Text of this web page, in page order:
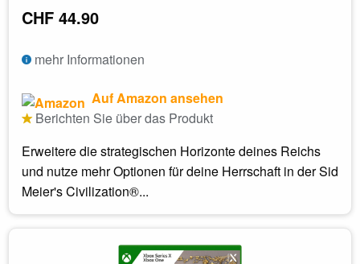
CHF 44.90
mehr Informationen
Auf Amazon ansehen
Berichten Sie über das Produkt
Erweitere die strategischen Horizonte deines Reichs
und nutze mehr Optionen für deine Herrschaft in der Sid
Meier's Civilization®...